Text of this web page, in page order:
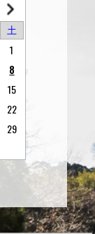
土
1
8
15
22
29